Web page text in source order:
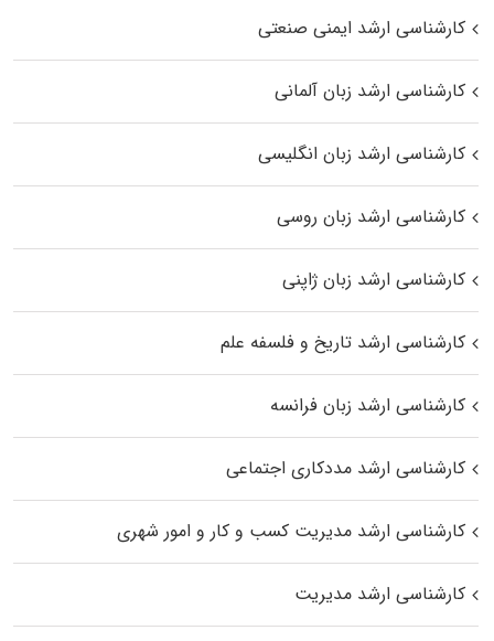
کارشناسی ارشد ایمنی صنعتی
کارشناسی ارشد زبان آلمانی
کارشناسی ارشد زبان انگلیسی
کارشناسی ارشد زبان روسی
کارشناسی ارشد زبان ژاپنی
کارشناسی ارشد تاریخ و فلسفه علم
کارشناسی ارشد زبان فرانسه
کارشناسی ارشد مددکاری اجتماعی
کارشناسی ارشد مدیریت کسب و کار و امور شهری
کارشناسی ارشد مدیریت